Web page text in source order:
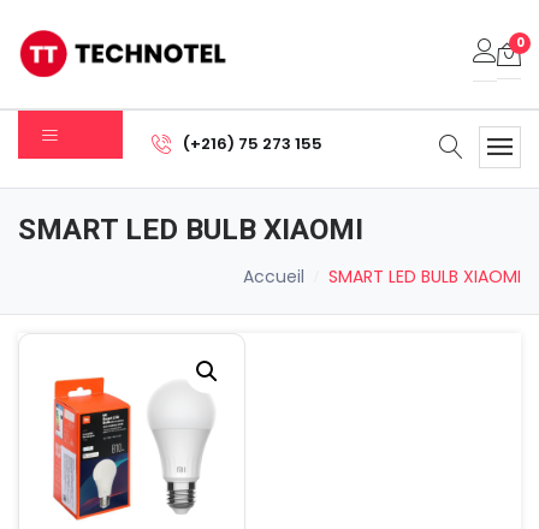
0
Votre panier est vide.
Sous-total: 0.000DT
Voir Le Panier
(+216) 75 273 155
SMART LED BULB XIAOMI
Accueil SMART LED BULB XIAOMI